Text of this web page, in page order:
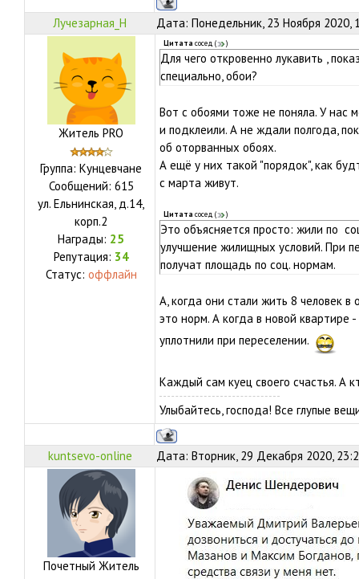
Лучезарная_Н Дата: Понедельник, 23 Ноября
Житель PRO
Группа: Кунцевчане
Сообщений: 615
ул. Ельнинская, д.14,
корп.2
Награды: 25
Репутация: 34
Статус: оффлайн
Цитата сосед ( )
Для чего откровенно лукавить ,
специально, обои?
Вот с обоями тоже не поняла. У нас
и подклеили. А не ждали полгода,
об оторванных обоях.
А ещё у них такой "порядок", как
с марта живут.
Цитата сосед ( )
Это объясняется просто: жили по
улучшение жилищных условий. При
получат площадь по соц. нормам.
А, когда они стали жить 8 человек
это норм. А когда в новой квартире
уплотнили при переселении.
Каждый сам куец своего счастья. А
Улыбайтесь, господа! Все глупые
kuntsevo-online Дата: Вторник, 29 Декабря 2020,
Почетный Житель